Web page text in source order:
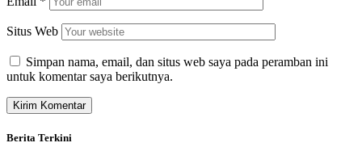
Situs Web
Simpan nama, email, dan situs web saya pada peramban ini
untuk komentar saya berikutnya.
Berita Terkini